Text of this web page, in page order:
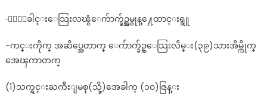
-ႏွာေခါင္းေသြးလၽွံေက်ာက္ခ်ဥ္အမွုန္႔ေထာင္းရွူ
-ကင္းကိုက္ အဆိပ္အေတာက္ ေက်ာက္ခ်ဥ္ေသြးလိမ္း(၃၉)သားအိမ္ကိုက္
အေၾကာတက္
(1)သက္ရင္းႀကီးျမစ္(သို့)အေခါက္ (၁၀)ဇြန္း